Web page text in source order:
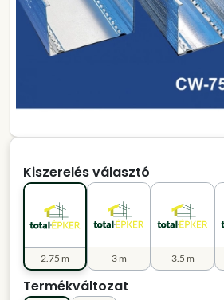
Kiszerelés választó
2.75 m 3 m 3.5 m
Termékváltozat